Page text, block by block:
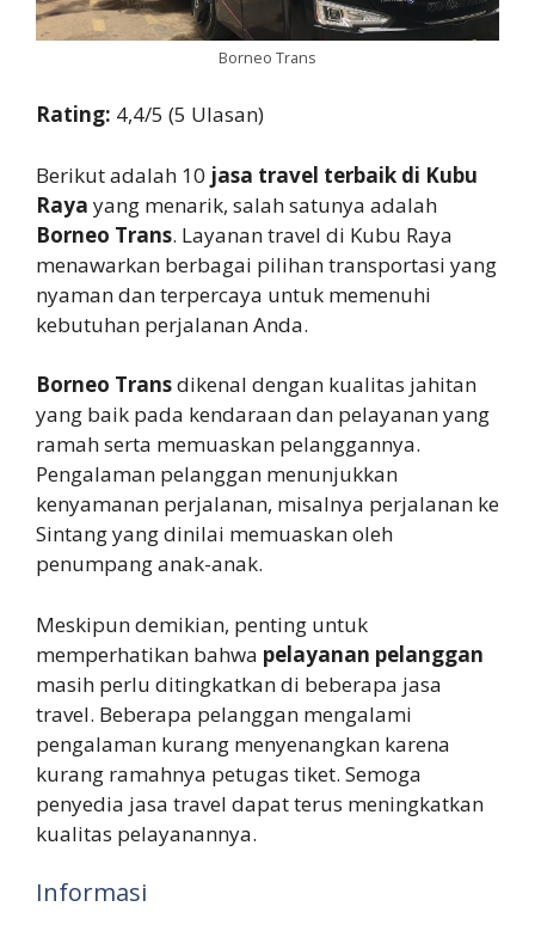
Borneo Trans
Rating: 4,4/5 (5 Ulasan)
Berikut adalah 10 jasa travel terbaik di Kubu
Raya yang menarik, salah satunya adalah
Borneo Trans. Layanan travel di Kubu Raya
menawarkan berbagai pilihan transportasi yang
nyaman dan terpercaya untuk memenuhi
kebutuhan perjalanan Anda.
Borneo Transdikenal dengan kualitas jahitan
yang baik pada kendaraan dan pelayanan yang
ramah serta memuaskan pelanggannya.
Pengalaman pelanggan menunjukkan
kenyamanan perjalanan, misalnya perjalanan ke
Sintang yang dinilai memuaskan oleh
penumpang anak-anak.
Meskipun demikian, penting untuk
memperhatikan bahwa pelayanan pelanggan
masih perlu ditingkatkan di beberapa jasa
travel. Beberapa pelanggan mengalami
pengalaman kurang menyenangkan karena
kurang ramahnya petugas tiket. Semoga
penyedia jasa travel dapat terus meningkatkan
kualitas pelayanannya.
Informasi